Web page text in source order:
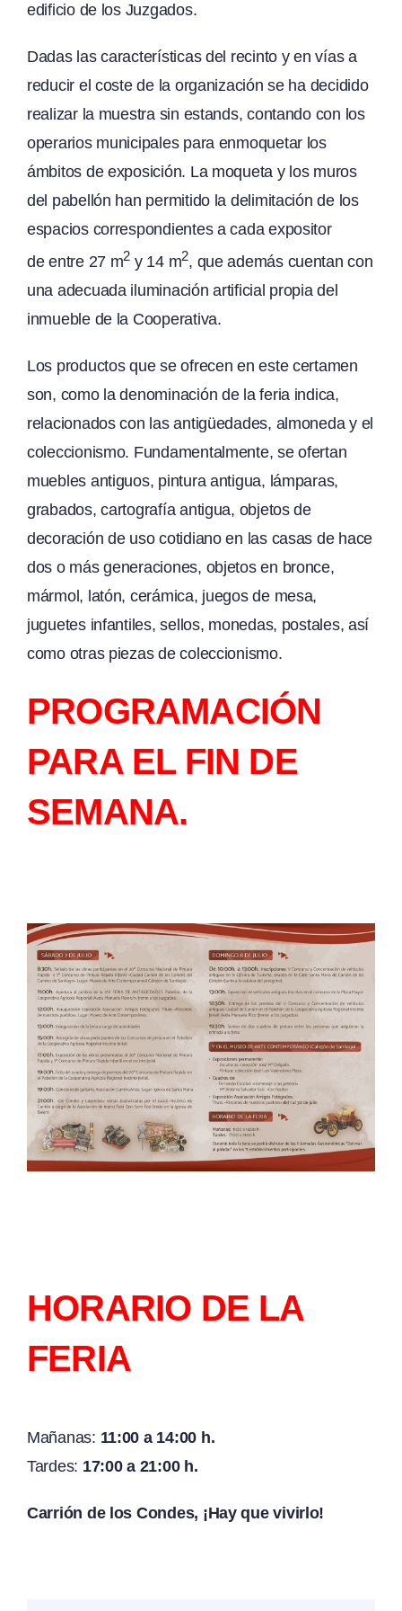
edificio de los Juzgados.
Dadas las características del recinto y en vías a
reducir el coste de la organización se ha decidido
realizar la muestra sin estands, contando con los
operarios municipales para enmoquetar los
ámbitos de exposición. La moqueta y los muros
del pabellón han permitido la delimitación de los
espacios correspondientes a cada expositor
de entre 27 m2 y 14 m2, que además cuentan con
una adecuada iluminación artificial propia del
inmueble de la Cooperativa.
Los productos que se ofrecen en este certamen
son, como la denominación de la feria indica,
relacionados con las antigüedades, almoneda y el
coleccionismo. Fundamentalmente, se ofertan
muebles antiguos, pintura antigua, lámparas,
grabados, cartografía antigua, objetos de
decoración de uso cotidiano en las casas de hace
dos o más generaciones, objetos en bronce,
mármol, latón, cerámica, juegos de mesa,
juguetes infantiles, sellos, monedas, postales, así
como otras piezas de coleccionismo.
PROGRAMACIÓN
PARA EL FIN DE
SEMANA.
HORARIO DE LA
FERIA
Mañanas: 11:00 a 14:00 h.
Tardes: 17:00 a 21:00 h.
Carrión de los Condes, ¡Hay que vivirlo!